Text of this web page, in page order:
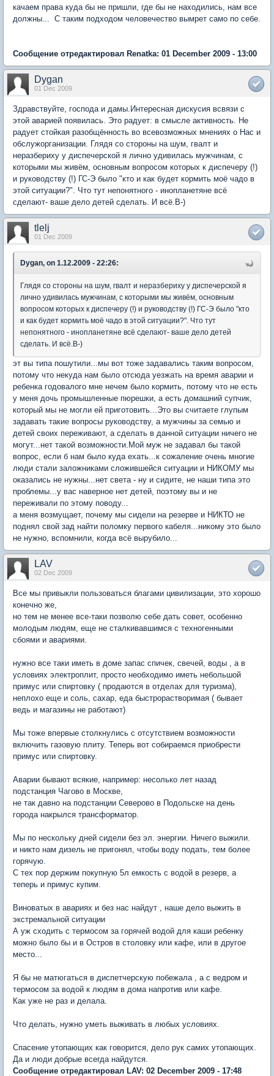
качаем права куда бы не пришли, где бы не находились, нам все
должны... С таким подходом человечество вымрет само по себе.
Сообщение отредактировал Renatka: 01 December 2009 - 13:00
Dygan
01 Dec 2009
Здравствуйте, господа и дамы.Интересная дискусия всвязи с
этой аварией появилась. Это радует: в смысле активность. Не
радует стойкая разобщённость во всевозможных мнениях о Нас и
обслужорганизации. Глядя со стороны на шум, гвалт и
неразбериху у диспечерской я лично удивилась мужчинам, с
которыми мы живём, основным вопросом которых к диспечеру (!)
и руководству (!) ГС-Э было "кто и как будет кормить моё чадо в
этой ситуации?". Что тут непонятного - инопланетяне всё
сделают- ваше дело детей сделать. И всё.B-)
tlelj
01 Dec 2009
Dygan, on 1.12.2009 - 22:26:
Глядя со стороны на шум, гвалт и неразбериху у диспечерской я
лично удивилась мужчинам, с которыми мы живём, основным
вопросом которых к диспечеру (!) и руководству (!) ГС-Э было "кто
и как будет кормить моё чадо в этой ситуации?". Что тут
непонятного - инопланетяне всё сделают- ваше дело детей
сделать. И всё.B-)
эт вы типа пошутили...мы вот тоже задавались таким вопросом,
потому что некуда нам было отсюда уезжать на время аварии и
ребенка годовалого мне нечем было кормить, потому что не есть
у меня дочь промышленные пюрешки, а есть домашний супчик,
который мы не могли ей приготовить...Это вы считаете глупым
задавать такие вопросы руководству, а мужчины за семью и
детей своих переживают, а сделать в данной ситуации ничего не
могут...нет такой возможности.Мой муж не задавал бы такой
вопрос, если б нам было куда ехать...к сожаление очень многие
люди стали заложниками сложившейся ситуации и НИКОМУ мы
оказались не нужны...нет света - ну и сидите, не наши типа это
проблемы...у вас наверное нет детей, поэтому вы и не
переживали по этому поводу...
а меня возмущает, почему мы сидели на резерве и НИКТО не
поднял свой зад найти поломку первого кабеля...никому это было
не нужно, вспомнили, когда всё вырубило...
LAV
02 Dec 2009
Все мы привыкли пользоваться благами цивилизации, это хорошо
конечно же,
но тем не менее все-таки позволю себе дать совет, особенно
молодым людям, еще не сталкивавшимся с техногенными
сбоями и авариями.
нужно все таки иметь в доме запас спичек, свечей, воды , а в
условиях электроплит, просто необходимо иметь небольшой
примус или спиртовку ( продаются в отделах для туризма),
неплохо еще и соль, сахар, еда быстрорастворимая ( бывает
ведь и магазины не работают)
Мы тоже впервые столкнулись с отсутствием возможности
включить газовую плиту. Теперь вот собираемся приобрести
примус или спиртовку.
Аварии бывают всякие, например: несолько лет назад
подстанция Чагово в Москве,
не так давно на подстанции Северово в Подольске на день
города накрылся трансформатор.
Мы по нескольку дней сидели без эл. энергии. Ничего выжили.
и никто нам дизель не пригонял, чтобы воду подать, тем более
горячую.
С тех пор держим покупную 5л емкость с водой в резерв, а
теперь и примус купим.
Виноватых в авариях и без нас найдут , наше дело выжить в
экстремальной ситуации
А уж сходить с термосом за горячей водой для каши ребенку
можно было бы и в Остров в столовку или кафе, или в другое
место...
Я бы не матюгаться в диспетчерскую побежала , а с ведром и
термосом за водой к людям в дома напротив или кафе.
Как уже не раз и делала.
Что делать, нужно уметь выживать в любых условиях.
Спасение утопающих как говорится, дело рук самих утопающих.
Да и люди добрые всегда найдутся.
Сообщение отредактировал LAV: 02 December 2009 - 17:48